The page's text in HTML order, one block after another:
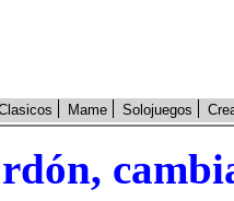
Mame Solojuegos